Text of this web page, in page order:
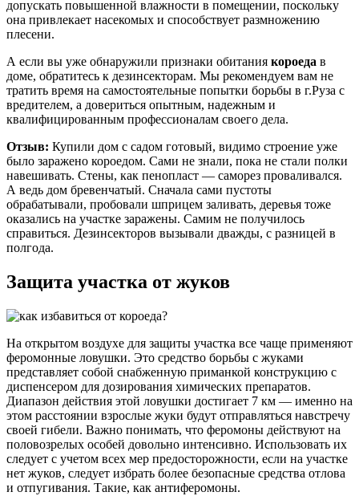
допускать повышенной влажности в помещении, поскольку
она привлекает насекомых и способствует размножению
плесени.
А если вы уже обнаружили признаки обитания короеда в
доме, обратитесь к дезинсекторам. Мы рекомендуем вам не
тратить время на самостоятельные попытки борьбы в г.Руза с
вредителем, а довериться опытным, надежным и
квалифицированным профессионалам своего дела.
Отзыв: Купили дом с садом готовый, видимо строение уже
было заражено короедом. Сами не знали, пока не стали полки
навешивать. Стены, как пенопласт — саморез проваливался.
А ведь дом бревенчатый. Сначала сами пустоты
обрабатывали, пробовали шприцем заливать, деревья тоже
оказались на участке заражены. Самим не получилось
справиться. Дезинсекторов вызывали дважды, с разницей в
полгода.
Защита участка от жуков
На открытом воздухе для защиты участка все чаще применяют
феромонные ловушки. Это средство борьбы с жуками
представляет собой снабженную приманкой конструкцию с
диспенсером для дозирования химических препаратов.
Диапазон действия этой ловушки достигает 7 км — именно на
этом расстоянии взрослые жуки будут отправляться навстречу
своей гибели. Важно понимать, что феромоны действуют на
половозрелых особей довольно интенсивно. Использовать их
следует с учетом всех мер предосторожности, если на участке
нет жуков, следует избрать более безопасные средства отлова
и отпугивания. Такие, как антиферомоны.